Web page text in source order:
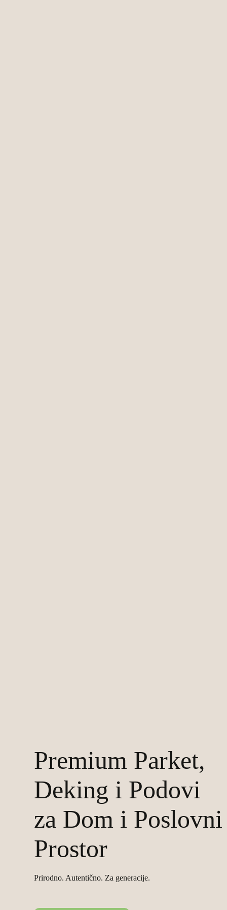
Premium Parket,
Deking i Podovi
za Dom i Poslovni
Prostor
Prirodno. Autentično. Za generacije.